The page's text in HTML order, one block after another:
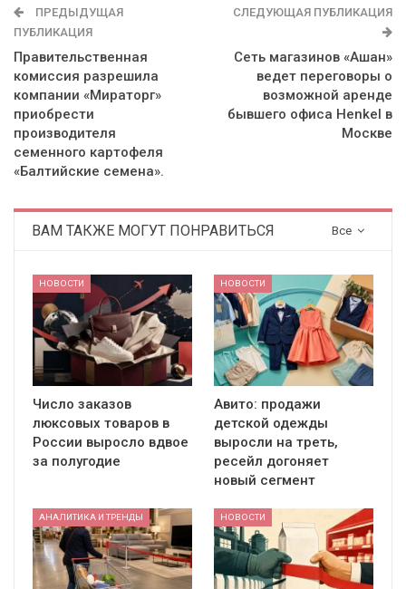
ПРЕДЫДУЩАЯ
ПУБЛИКАЦИЯ
Правительственная
комиссия разрешила
компании «Мираторг»
приобрести
производителя
семенного картофеля
«Балтийские семена».
СЛЕДУЮЩАЯ ПУБЛИКАЦИЯ
Сеть магазинов «Ашан»
ведет переговоры о
возможной аренде
бывшего офиса Henkel в
Москве
Все
ВАМ ТАКЖЕ МОГУТ ПОНРАВИТЬСЯ
НОВОСТИ
Число заказов
люксовых товаров в
России выросло вдвое
за полугодие
НОВОСТИ
Авито: продажи
детской одежды
выросли на треть,
ресейл догоняет
новый сегмент
АНАЛИТИКА И ТРЕНДЫ НОВОСТИ